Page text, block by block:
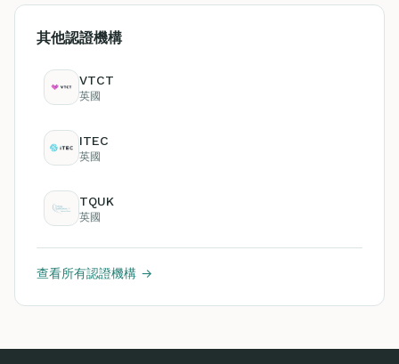
其他認證機構
VTCT
英國
ITEC
英國
TQUK
英國
查看所有認證機構 →